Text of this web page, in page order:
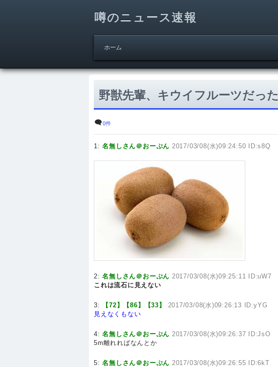
噂のニュース速報
ホーム
野獣先輩、キウイフルーツだった
0件
1:名無しさん＠おーぷん 2017/03/08(水)09:24:50 ID:s8Q
2:名無しさん＠おーぷん 2017/03/08(水)09:25:11 ID:uW7
これは流石に見えない
3: 【72】【86】【33】
2017/03/08(水)09:26:13 ID:yYG
見えなくもない
4:名無しさん＠おーぷん 2017/03/08(水)09:26:37 ID:JsO
5m離れればなんとか
5:名無しさん＠おーぷん 2017/03/08(水)09:26:55 ID:6kT